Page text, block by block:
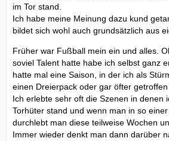
im Tor stand.
Ich habe meine Meinung dazu kund
bildet sich wohl auch grundsätzlich aus
Früher war Fußball mein ein und alles.
soviel Talent hatte habe ich selbst ganz
hatte mal eine Saison, in der ich als
einen Dreierpack oder gar öfter getroffen
Ich erlebte sehr oft die Szenen in denen
Torhüter stand und wenn man in so einer
durchlebt man diese teilweise Wochen
Immer wieder denkt man dann darüber